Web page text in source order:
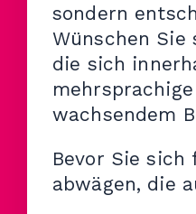
sondern
Wünschen
die sich
wachsendem
Bevor Sie
abwägen, die